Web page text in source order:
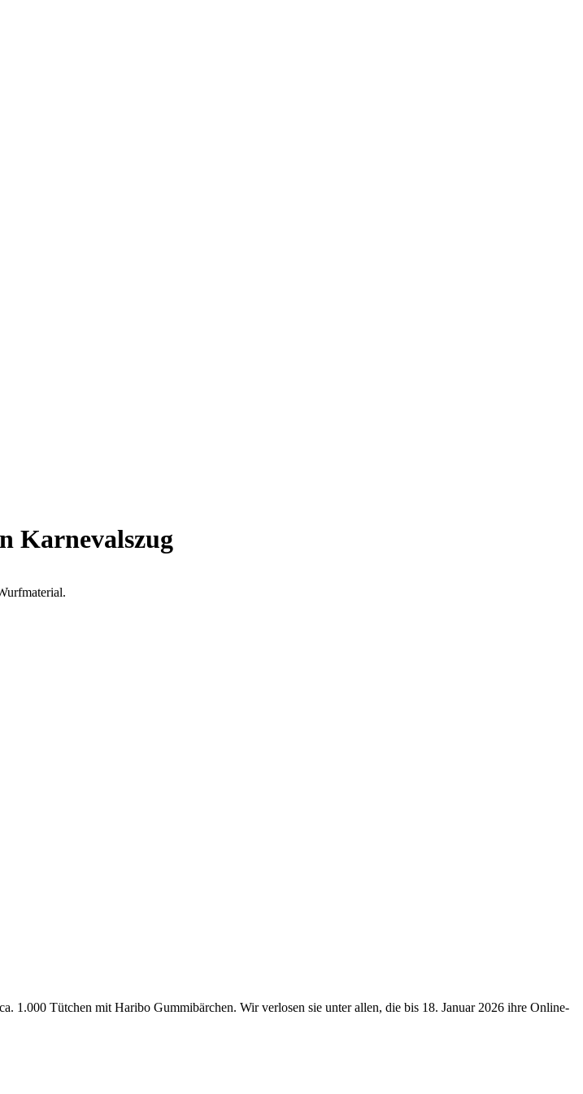
Karnevalszug
1.000 Tütchen mit Haribo Gummibärchen. Wir verlosen sie unter allen, die bis 18. Januar 2026 ihre Online-